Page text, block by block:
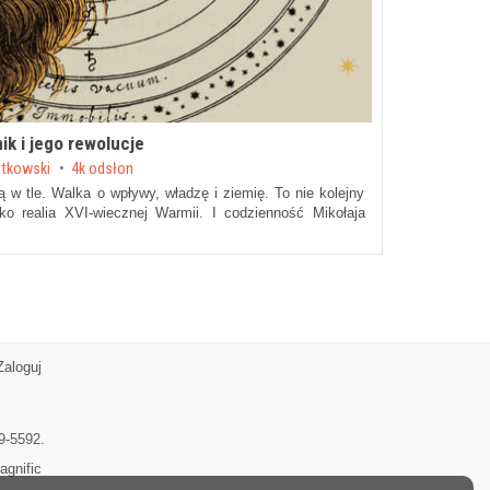
i jego rewolucje
4k odsłon
tle. Walka o wpływy, władzę i ziemię. To nie kolejny
realia XVI-wiecznej Warmii. I codzienność Mikołaja
5592.